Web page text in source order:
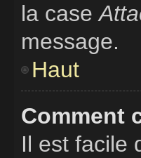
la case
message.
Haut
Comment
Il est facile